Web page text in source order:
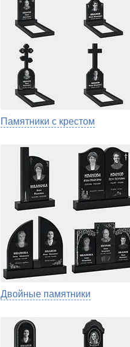
Памятники с крестом
Двойные памятники